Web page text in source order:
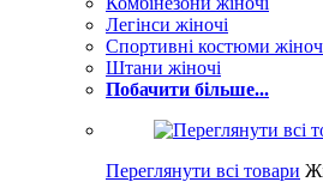
Легінси жіночі
Спортивні костюми
Штани жіночі
Побачити більше...
Переглянути всі товари